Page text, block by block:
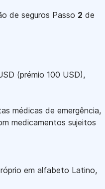
de seguros Passo 2 de
(prémio 100 USD),
médicas de emergência,
medicamentos sujeitos
em alfabeto Latino,